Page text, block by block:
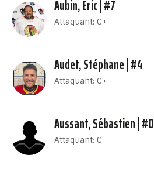
Aubin, Éric #7
Attaquant: C+
Audet, Stéphane #4
Attaquant: C+
Aussant, Sébastien #0
Attaquant: C